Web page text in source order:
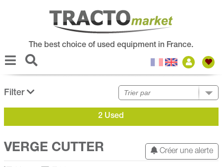
The best choice of used equipment in France.
Filter
2 Used
Créer une alerte
VERGE CUTTER